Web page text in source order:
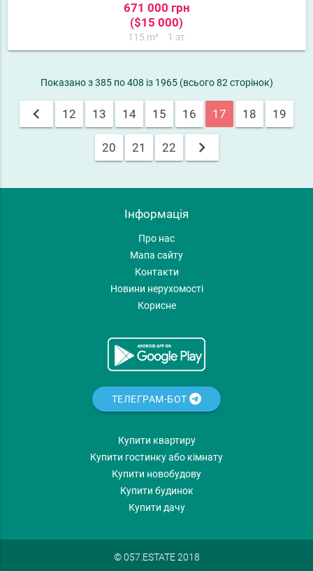
671 000 грн
($15 000)
115 m² 1 эт
Показано з 385 по 408 із 1965 (всього 82 сторінок)
chevron_left 12 13 14 15 16 17 18 19
20 21 22 chevron_right
Інформація
Про нас
Мапа сайту
Контакти
Новини нерухомості
Корисне
ТЕЛЕГРАМ-БОТ
Купити квартиру
Купити гостинку або кімнату
Купити новобудову
Купити будинок
Купити дачу
© 057.ESTATE 2018